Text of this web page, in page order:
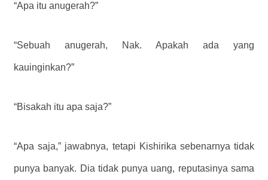
“Apa itu anugerah?”
“Sebuah anugerah, Nak. Apakah ada yang
kauinginkan?”
“Bisakah itu apa saja?”
“Apa saja,” jawabnya, tetapi Kishirika sebenarnya tidak
punya banyak. Dia tidak punya uang, reputasinya sama